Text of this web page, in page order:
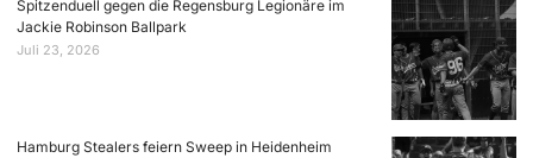
Spitzenduell gegen die Regensburg Legionäre im
Jackie Robinson Ballpark
Juli 23, 2026
Hamburg Stealers feiern Sweep in Heidenheim